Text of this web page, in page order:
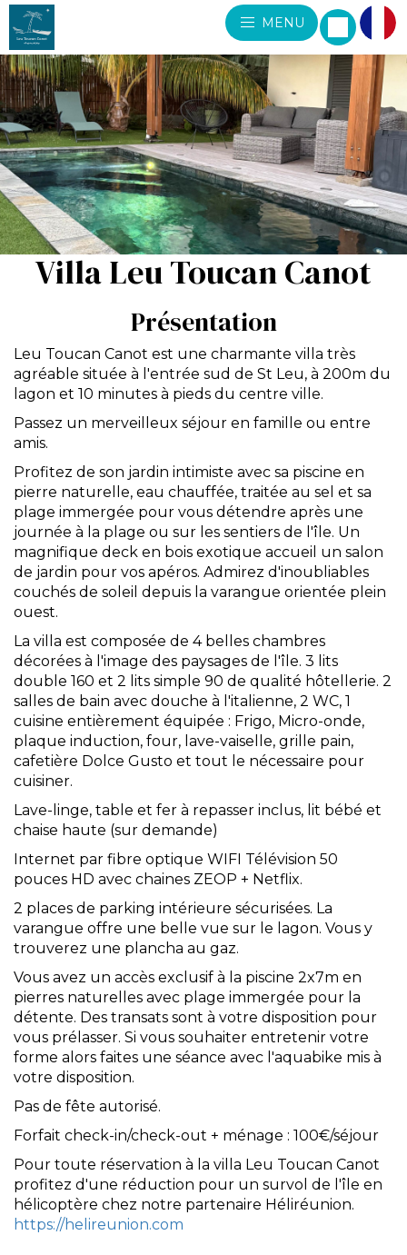
MENU
Villa Leu Toucan Canot
Présentation
Leu Toucan Canot est une charmante villa très
agréable située à l'entrée sud de St Leu, à 200m du
lagon et 10 minutes à pieds du centre ville.
Passez un merveilleux séjour en famille ou entre
amis.
Profitez de son jardin intimiste avec sa piscine en
pierre naturelle, eau chauffée, traitée au sel et sa
plage immergée pour vous détendre après une
journée à la plage ou sur les sentiers de l'île. Un
magnifique deck en bois exotique accueil un salon
de jardin pour vos apéros. Admirez d'inoubliables
couchés de soleil depuis la varangue orientée plein
ouest.
La villa est composée de 4 belles chambres
décorées à l'image des paysages de l'île. 3 lits
double 160 et 2 lits simple 90 de qualité hôtellerie. 2
salles de bain avec douche à l'italienne, 2 WC, 1
cuisine entièrement équipée : Frigo, Micro-onde,
plaque induction, four, lave-vaiselle, grille pain,
cafetière Dolce Gusto et tout le nécessaire pour
cuisiner.
Lave-linge, table et fer à repasser inclus, lit bébé et
chaise haute (sur demande)
Internet par fibre optique WIFI Télévision 50
pouces HD avec chaines ZEOP + Netflix.
2 places de parking intérieure sécurisées. La
varangue offre une belle vue sur le lagon. Vous y
trouverez une plancha au gaz.
Vous avez un accès exclusif à la piscine 2x7m en
pierres naturelles avec plage immergée pour la
détente. Des transats sont à votre disposition pour
vous prélasser. Si vous souhaiter entretenir votre
forme alors faites une séance avec l'aquabike mis à
votre disposition.
Pas de fête autorisé.
Forfait check-in/check-out + ménage : 100€/séjour
Pour toute réservation à la villa Leu Toucan Canot
profitez d'une réduction pour un survol de l'île en
hélicoptère chez notre partenaire Héliréunion.
https://helireunion.com